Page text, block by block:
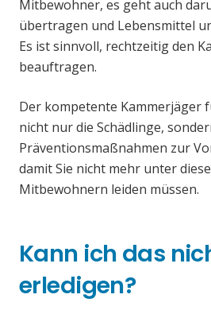
Mitbewohner, es geht auch
übertragen und Lebensmittel
Es ist sinnvoll, rechtzeitig den
beauftragen.
Der kompetente
nicht nur die Schädlinge,
Präventionsmaßnahmen zur
damit Sie nicht mehr unter
Mitbewohnern leiden müssen.
Kann ich das
erledigen?